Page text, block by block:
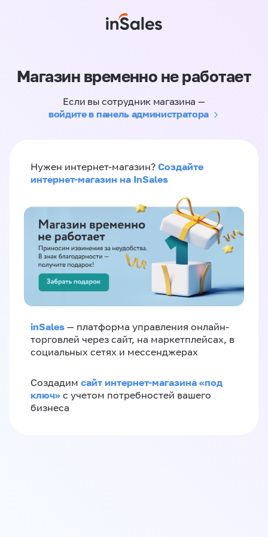
Магазин временно не работает
Если вы сотрудник магазина —
войдите в панель администратора
Нужен интернет-магазин? Создайте
интернет-магазин на InSales
inSales — платформа управления онлайн-
торговлей через сайт, на маркетплейсах, в
социальных сетях и мессенджерах
Создадим сайт интернет-магазина «под
ключ» с учетом потребностей вашего
бизнеса